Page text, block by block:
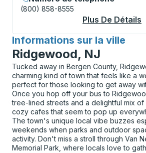
(800) 858-8555
Plus De Détails
Informations sur la ville
pour
Ridgewood, NJ
Tucked away in Bergen County,
charming kind of town that feels like a
perfect for those looking to get away
Once you hop off your bus to
tree-lined streets and a delightful mix of
cozy cafes that seem to pop up
The town's unique local vibe buzzes
weekends when parks and outdoor
activity. Don't miss a stroll through Van
Memorial Park, where locals love to